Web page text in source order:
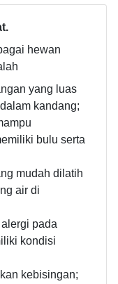
hewan
yang luas
kandang;
bulu serta
mudah dilatih
air di
pada
kondisi
kebisingan;